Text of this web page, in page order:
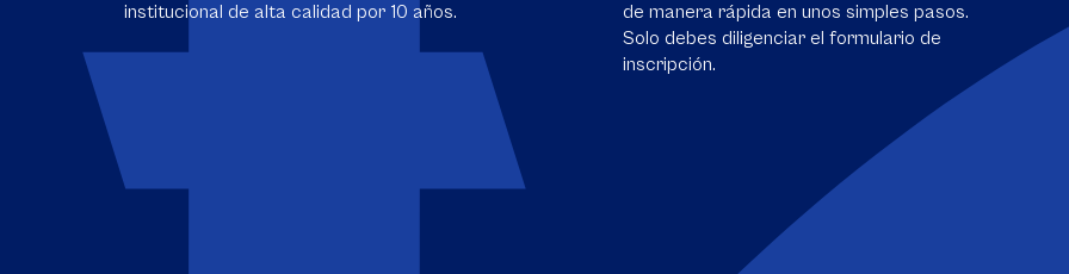
institucional de alta calidad por 10 años.
de manera rápida en unos simples pasos.
Solo debes diligenciar el formulario de
inscripción.